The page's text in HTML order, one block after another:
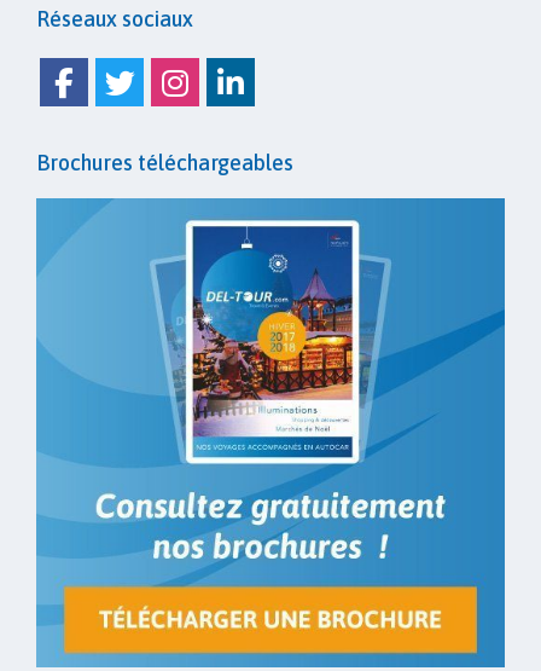
Réseaux sociaux
Facebook
TwitterInstagram
Linkedin
Brochures téléchargeables